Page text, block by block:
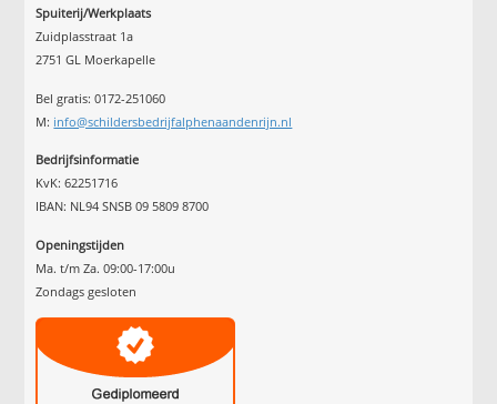
Spuiterij/Werkplaats
Zuidplasstraat 1a
2751 GL Moerkapelle
Bel gratis: 0172-251060
M: info@schildersbedrijfalphenaandenrijn.nl
Bedrijfsinformatie
KvK: 62251716
IBAN: NL94 SNSB 09 5809 8700
Openingstijden
Ma. t/m Za. 09:00-17:00u
Zondags gesloten